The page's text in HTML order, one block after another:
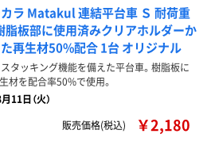
ラ Matakul 連結平台車 Ｓ 耐荷重
板部に使用済みクリアホルダーか
再生材50%配合 1台 オリジナル
タッキング機能を備えた平台車。樹脂板に
材を配合率50%で使用。
11日（火）
販売価格(税込)
￥2,180